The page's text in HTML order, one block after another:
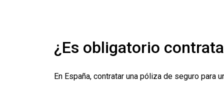
¿Es obligatorio
En España, contratar una póliza de seguro